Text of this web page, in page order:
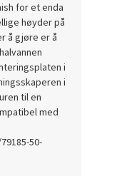
for et enda
høyder på
å gjøre er å
i
i
til en
med
50-